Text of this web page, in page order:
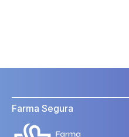
Farma Segura